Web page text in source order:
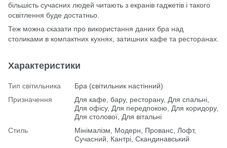
більшість сучасних людей читають з екранів гаджетів і такого
освітлення буде достатньо.
Теж можна сказати про використання даних бра над
столиками в компактних кухнях, затишних кафе та ресторанах.
Характеристики
Тип світильника
Бра (світильник настінний)
Призначення
Для кафе, бару, ресторану, Для спальні,
Для офісу, Для передпокою, Для коридору,
Для столової, Для вітальні
Стиль
Мінімалізм, Модерн, Прованс, Лофт,
Сучасний, Кантрі, Скандинавський